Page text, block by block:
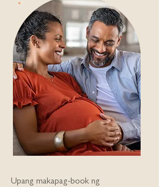
Upang makapag-book ng